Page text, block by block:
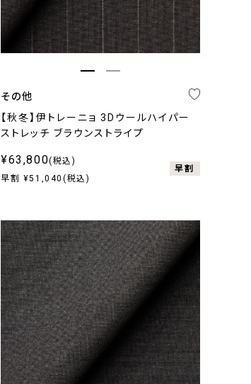
その他
【秋冬】伊トレーニョ 3Dウールハイパー
ストレッチ ブラウンストライプ
¥63,800(税込)
早割 ¥51,040(税込)
早割